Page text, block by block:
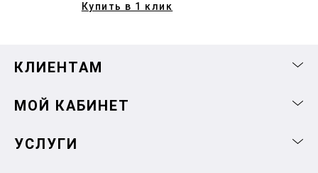
Купить в 1 клик
КЛИЕНТАМ
МОЙ КАБИНЕТ
УСЛУГИ